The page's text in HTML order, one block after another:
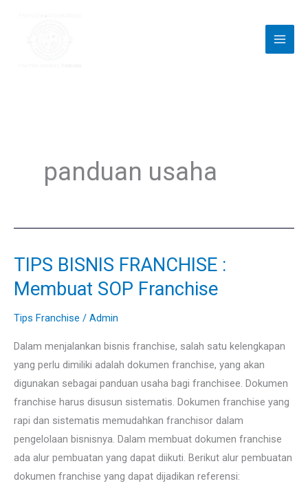
panduan usaha
TIPS BISNIS FRANCHISE :
Membuat SOP Franchise
Tips Franchise / Admin
Dalam menjalankan bisnis franchise, salah satu kelengkapan
yang perlu dimiliki adalah dokumen franchise, yang akan
digunakan sebagai panduan usaha bagi franchisee. Dokumen
franchise harus disusun sistematis. Dokumen franchise yang
rapi dan sistematis memudahkan franchisor dalam
pengelolaan bisnisnya. Dalam membuat dokumen franchise
ada alur pembuatan yang dapat diikuti. Berikut alur pembuatan
dokumen franchise yang dapat dijadikan referensi:
TIPS
BISNIS
FRANCHISE
:
Franchise